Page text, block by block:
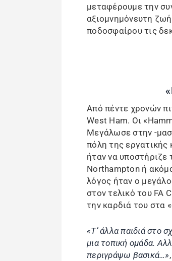
μεταφέρουμε την
αξιομνημόνευτη
ποδοσφαίρου τις
Από πέντε χρονών
West Ham. Οι
Μεγάλωσε στην -
πόλη της εργατικής
ήταν να υποστήριζε
Northampton ή
λόγος ήταν ο
στον τελικό του FA
την καρδιά του στα
«Τ’ άλλα παιδιά στο
μια τοπική ομάδα.
περιγράψω βασικά…»